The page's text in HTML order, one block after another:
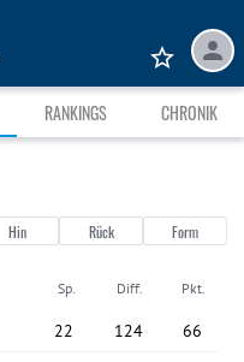
RANKINGS CHRONIK
Hin Rück Form
Sp. Diff. Pkt.
22 124 66